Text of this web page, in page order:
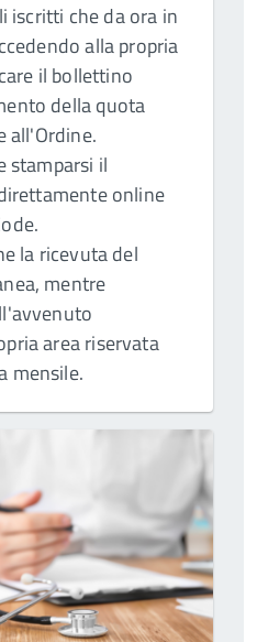
iscritti che da ora in
alla propria
il bollettino
della quota
all'Ordine.
stamparsi il
online
la ricevuta del
mentre
area riservata
mensile.